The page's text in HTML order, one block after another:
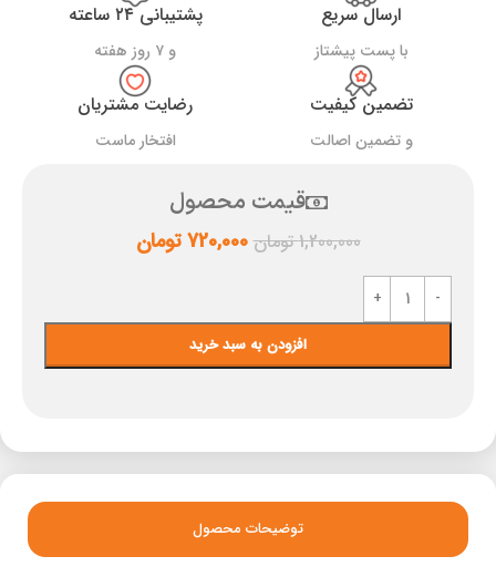
ارسال سریع
با پست پیشتاز
پشتیبانی ۲۴ ساعته
و ۷ روز هفته
تضمین کیفیت
و تضمین اصالت
رضایت مشتریان
افتخار ماست
قیمت محصول
1,200,000 تومان 720,000تومان
افزودن به سبد خرید
توضیحات محصول